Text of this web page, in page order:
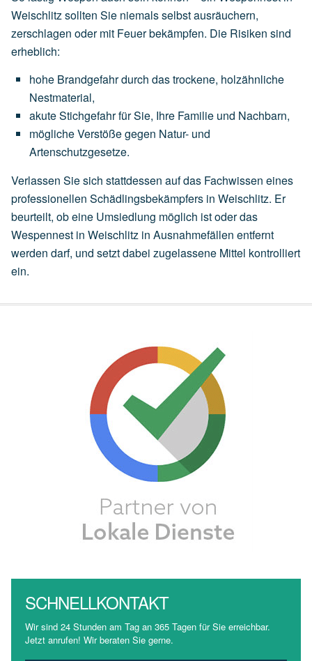
Weischlitz sollten Sie niemals selbst ausräuchern,
zerschlagen oder mit Feuer bekämpfen. Die Risiken sind
erheblich:
hohe Brandgefahrdurch dastrockene, holzähnliche
Nestmaterial,
akuteStichgefahrfürSie, Ihre Familie und Nachbarn,
möglicheVerstößegegen Natur- und
Artenschutzgesetze.
Verlassen Sie sich stattdessen auf das Fachwissen eines
professionellen Schädlingsbekämpfers in Weischlitz. Er
beurteilt, ob eine Umsiedlung möglich ist oder das
Wespennest in Weischlitz in Ausnahmefällen entfernt
werden darf, und setzt dabei zugelassene Mittel kontrolliert
ein.
SCHNELLKONTAKT
Wir sind 24 Stunden am Tag an 365 Tagen für Sie erreichbar.
Jetzt anrufen! Wir beraten Sie gerne.